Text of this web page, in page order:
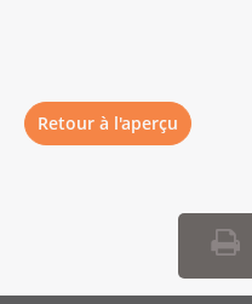
Retour à l'aperçu